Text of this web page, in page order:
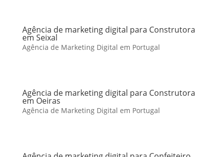
Agência de marketing digital para Construtora
em Seixal
Agência de Marketing Digital em Portugal
Agência de marketing digital para Construtora
em Oeiras
Agência de Marketing Digital em Portugal